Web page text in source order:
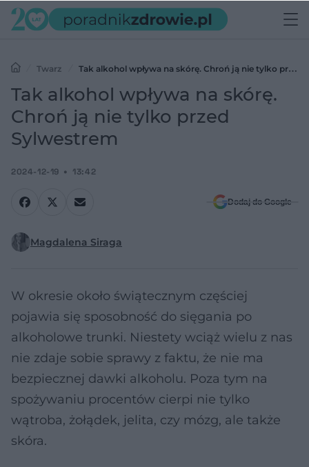
Twarz
Tak alkohol wpływa na skórę. Chroń ją nie tylko przed
Sylwestrem
Tak alkohol wpływa na skórę.
Chroń ją nie tylko przed
Sylwestrem
2024-12-19 13:42
Dodaj do Google
Magdalena Siraga
W okresie około świątecznym częściej
pojawia się sposobność do sięgania po
alkoholowe trunki. Niestety wciąż wielu z nas
nie zdaje sobie sprawy z faktu, że nie ma
bezpiecznej dawki alkoholu. Poza tym na
spożywaniu procentów cierpi nie tylko
wątroba, żołądek, jelita, czy mózg, ale także
skóra.